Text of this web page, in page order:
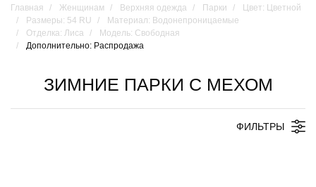
Главная Женщинам Верхняя одежда Парки
Цвет: Цветной
Размеры: 54 RU
Материал: Водонепроницаемые
Отделка: Лиса
Модель: Свободная
Дополнительно: Распродажа
ЗИМНИЕ ПАРКИ С МЕХОМ
ФИЛЬТРЫ